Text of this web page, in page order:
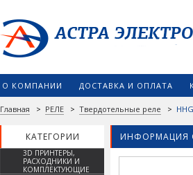
О КОМПАНИИ ДОСТАВКА И ОПЛАТА
Главная > РЕЛЕ > Твердотельные реле >
КАТЕГОРИИ ИНФОРМАЦИЯ
3D ПРИНТЕРЫ,
РАСХОДНИКИ И
КОМПЛЕКТУЮЩИЕ